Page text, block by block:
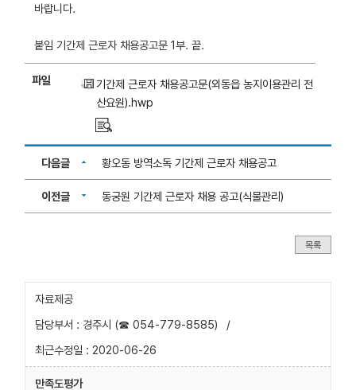
바랍니다.
붙임 기간제 근로자 채용공고문 1부. 끝.
파일
기간제 근로자 채용공고문(외동읍 농지이용관리 전
산요원).hwp
다음글 황오동 방역소독 기간제 근로자 채용공고
이전글 동궁원 기간제 근로자 채용 공고(식물관리)
목록
자료제공
담당부서 : 경주시 (☎ 054-779-8585)
/
최근수정일 : 2020-06-26
만족도평가